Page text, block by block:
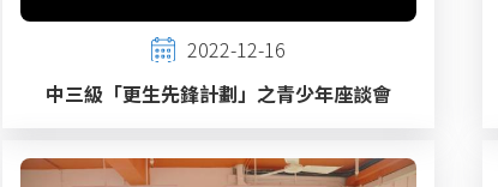
2022-12-16
中三級「更生先鋒計劃」之青少年座談會